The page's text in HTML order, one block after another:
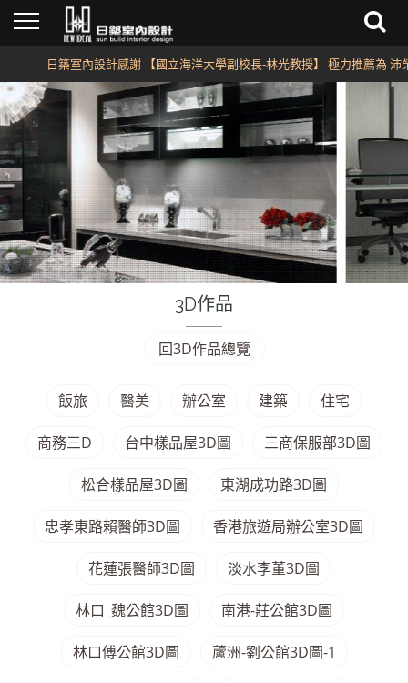
日築室內設計感謝 【國立海洋大學副校長-林光教授】 極力推薦為 沛榮
3D作品
回3D作品總覽
飯旅 醫美 辦公室 建築 住宅
商務三D 台中樣品屋3D圖 三商保服部3D圖
松合樣品屋3D圖 東湖成功路3D圖
忠孝東路賴醫師3D圖 香港旅遊局辦公室3D圖
花蓮張醫師3D圖 淡水李董3D圖
林口_魏公館3D圖 南港-莊公館3D圖
林口傅公館3D圖 蘆洲-劉公館3D圖-1